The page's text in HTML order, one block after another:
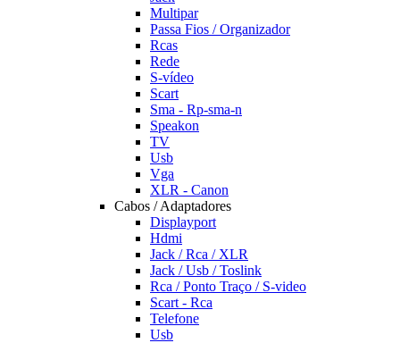
Multipar
Passa Fios / Organizador
Rcas
Rede
S-vídeo
Scart
Sma - Rp-sma-n
Speakon
TV
Usb
Vga
XLR - Canon
Cabos / Adaptadores
Displayport
Hdmi
Jack / Rca / XLR
Jack / Usb / Toslink
Rca / Ponto Traço / S-video
Scart - Rca
Telefone
Usb